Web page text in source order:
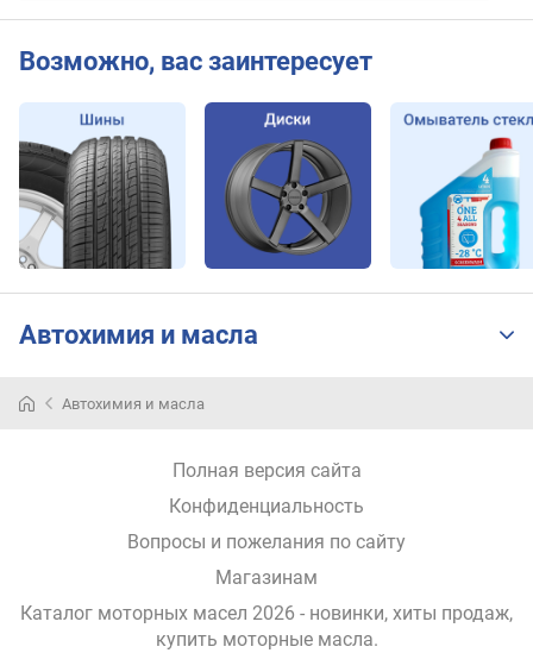
Возможно, вас заинтересует
Автохимия и масла
Автохимия и масла
Полная версия сайта
Конфиденциальность
Вопросы и пожелания по сайту
Магазинам
Каталог моторных масел 2026 - новинки, хиты продаж,
купить моторные масла.